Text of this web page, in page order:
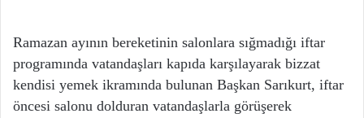
Ramazan ayının bereketinin salonlara sığmadığı iftar
programında vatandaşları kapıda karşılayarak bizzat
kendisi yemek ikramında bulunan Başkan Sarıkurt, iftar
öncesi salonu dolduran vatandaşlarla görüşerek